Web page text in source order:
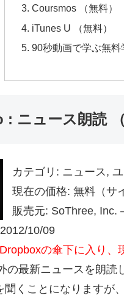
Coursmos （無料）
iTunes U （無料）
90秒動画で学ぶ無料
: ニュース朗読 （
カテゴリ: ニュース,
現在の価格: 無料（サ
販売元: SoThree, Inc.
10/09
の傘下に入り、
の最新ニュースを朗読
聞くことになりますが